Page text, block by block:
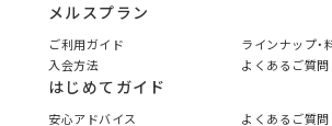
メルスプラン
ご利用ガイド
ラインナップ・
入会方法
よくあるご質問
はじめてガイド
安心アドバイス
よくあるご質問